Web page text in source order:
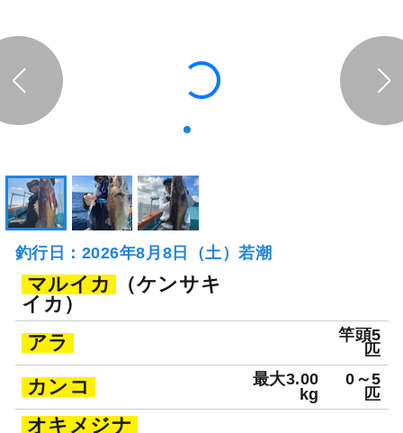
釣行日：2026年8月8日（土）若潮
マルイカ
（ケンサキ
イカ）
アラ
竿頭5
匹
カンコ
最大3.00
kg
0～5
匹
オキメジナ